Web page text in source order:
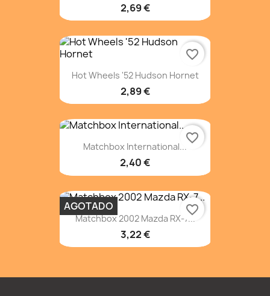
2,69 €
Hot Wheels '52 Hudson Hornet
2,89 €
favorite_border
Matchbox International...
2,40 €
favorite_border
Matchbox 2002 Mazda RX-7...
3,22 €
AGOTADO favorite_border